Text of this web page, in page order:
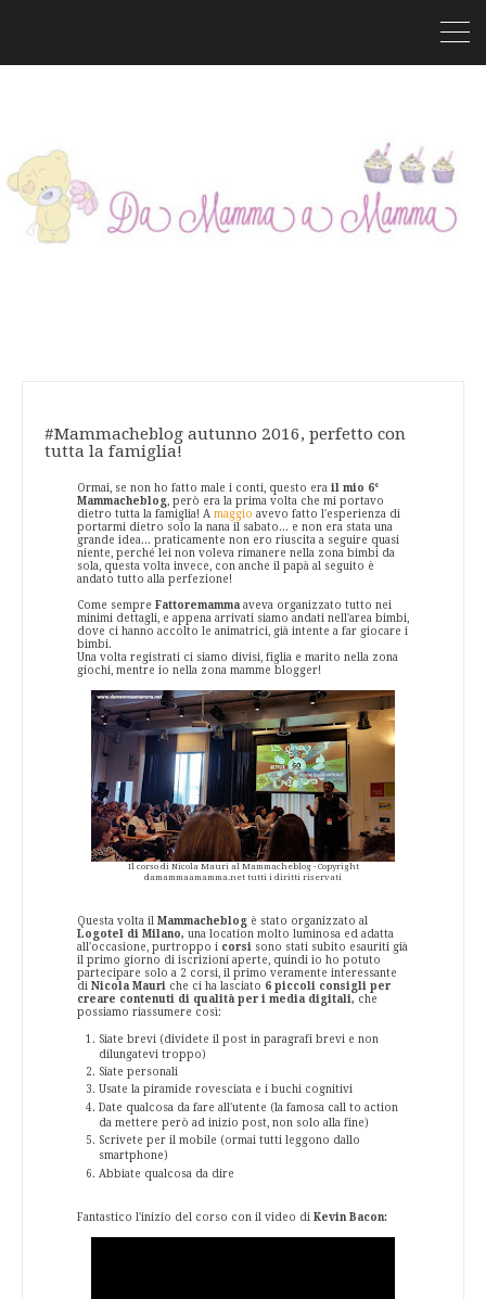
#Mammacheblog autunno 2016, perfetto con
tutta la famiglia!
Ormai, se non ho fatto male i conti, questo era il mio 6°
Mammacheblog , però era la prima volta che mi portavo
dietro tutta la famiglia! A maggio avevo fatto l'esperienza di
portarmi dietro solo la nana il sabato... e non era stata una
grande idea... praticamente non ero riuscita a seguire quasi
niente, perché lei non voleva rimanere nella zona bimbi da
sola, questa volta invece, con anche il papà al seguito è
andato tutto alla perfezione!
Come sempre Fattoremamma aveva organizzato tutto nei
minimi dettagli, e appena arrivati siamo andati nell'area bimbi,
dove ci hanno accolto le animatrici, già intente a far giocare i
bimbi.
Una volta registrati ci siamo divisi, figlia e marito nella zona
giochi, mentre io nella zona mamme blogger!
Il corso di Nicola Mauri al Mammacheblog - Copyright
damammaamamma.net tutti i diritti riservati
Questa volta il Mammacheblog è stato organizzato al
Logotel di Milano, una location molto luminosa ed adatta
all'occasione, purtroppo i corsi sono stati subito esauriti già
il primo giorno di iscrizioni aperte, quindi io ho potuto
partecipare solo a 2 corsi, il primo veramente interessante
di Nicola Mauri che ci ha lasciato 6 piccoli consigli per
creare contenuti di qualità per i media digitali, che
possiamo riassumere così:
Siate brevi (dividete il post in paragrafi brevi e non
dilungatevi troppo)
Siate personali
Usate la piramide rovesciata e i buchi cognitivi
Date qualcosa da fare all'utente (la famosa call to action
da mettere però ad inizio post, non solo alla fine)
Scrivete per il mobile (ormai tutti leggono dallo
smartphone)
Abbiate qualcosa da dire
Fantastico l'inizio del corso con il video di Kevin Bacon: